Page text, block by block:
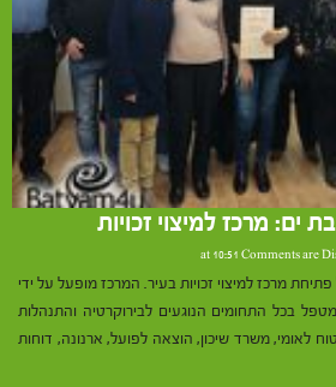
ים: מרכז למיצוי זכויות
Comments are
מרכז למיצוי זכויות בעיר. המרכז מופעל על ידי
בכל התחומים הנוגעים לבירוקרטיה והתנהלות
לאומי, משרד שיכון, הוצאה לפועל, ארנונה, דוחות